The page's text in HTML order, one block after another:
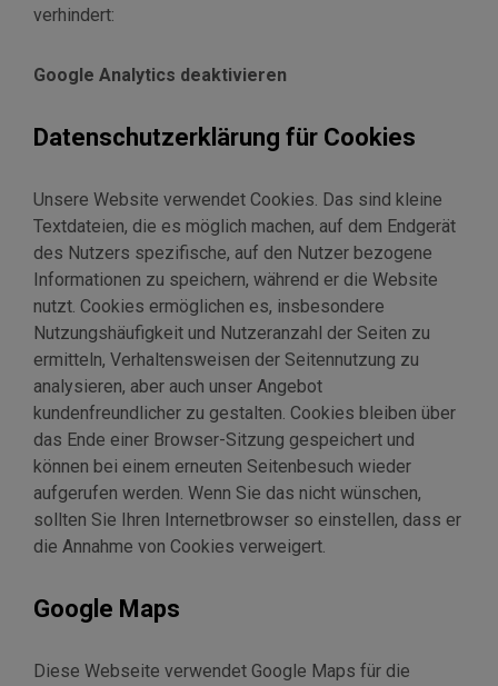
verhindert:
Google Analytics deaktivieren
Datenschutzerklärung für Cookies
Unsere Website verwendet Cookies. Das sind kleine
Textdateien, die es möglich machen, auf dem Endgerät
des Nutzers spezifische, auf den Nutzer bezogene
Informationen zu speichern, während er die Website
nutzt. Cookies ermöglichen es, insbesondere
Nutzungshäufigkeit und Nutzeranzahl der Seiten zu
ermitteln, Verhaltensweisen der Seitennutzung zu
analysieren, aber auch unser Angebot
kundenfreundlicher zu gestalten. Cookies bleiben über
das Ende einer Browser-Sitzung gespeichert und
können bei einem erneuten Seitenbesuch wieder
aufgerufen werden. Wenn Sie das nicht wünschen,
sollten Sie Ihren Internetbrowser so einstellen, dass er
die Annahme von Cookies verweigert.
Google Maps
Diese Webseite verwendet Google Maps für die